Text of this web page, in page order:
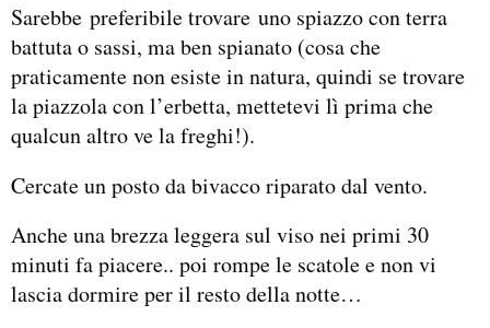
Sarebbe preferibile trovare uno spiazzo con terra
battuta o sassi, ma ben spianato (cosa che
praticamente non esiste in natura, quindi se trovare
la piazzola con l’erbetta, mettetevi lì prima che
qualcun altro ve la freghi!).
Cercate un posto da bivacco riparato dal vento.
Anche una brezza leggera sul viso nei primi 30
minuti fa piacere.. poi rompe le scatole e non vi
lascia dormire per il resto della notte…